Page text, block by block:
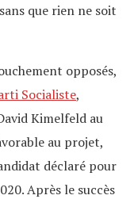
que rien ne soit
opposés,
Socialiste,
Kimelfeld au
au projet,
déclaré pour
Après le succès